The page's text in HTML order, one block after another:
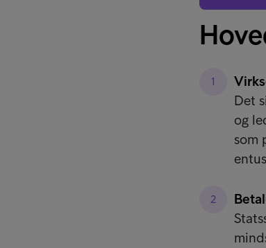
Det
og
som